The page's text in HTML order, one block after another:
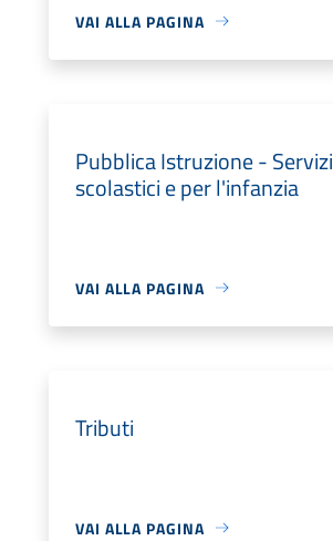
VAI ALLA PAGINA
Pubblica Istruzione - Servizi
scolastici e per l'infanzia
VAI ALLA PAGINA
Tributi
VAI ALLA PAGINA